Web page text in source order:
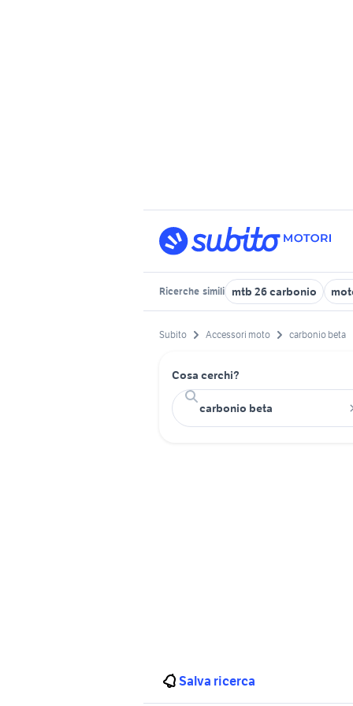
Ricerche simili mtb 26 carbonio
Subito Accessori moto carbonio beta
Cosa cerchi?
Salva ricerca